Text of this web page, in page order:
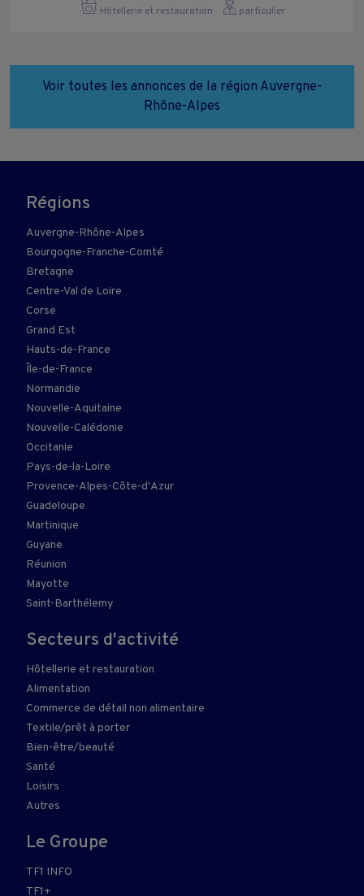
Hôtellerie et restauration particulier
Voir toutes les annonces de la région Auvergne-
Rhône-Alpes
Régions
Auvergne-Rhône-Alpes
Bourgogne-Franche-Comté
Bretagne
Centre-Val de Loire
Corse
Grand Est
Hauts-de-France
Île-de-France
Normandie
Nouvelle-Aquitaine
Nouvelle-Calédonie
Occitanie
Pays-de-la-Loire
Provence-Alpes-Côte-d'Azur
Guadeloupe
Martinique
Guyane
Réunion
Mayotte
Saint-Barthélemy
Secteurs d'activité
Hôtellerie et restauration
Alimentation
Commerce de détail non alimentaire
Textile/prêt à porter
Bien-être/beauté
Santé
Loisirs
Autres
Le Groupe
TF1 INFO
TF1+